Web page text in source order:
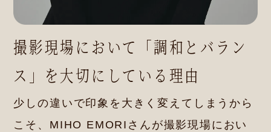
撮影現場において「調和とバラン
ス」を大切にしている理由
少しの違いで印象を大きく変えてしまうから
こそ、MIHO EMORIさんが撮影現場におい